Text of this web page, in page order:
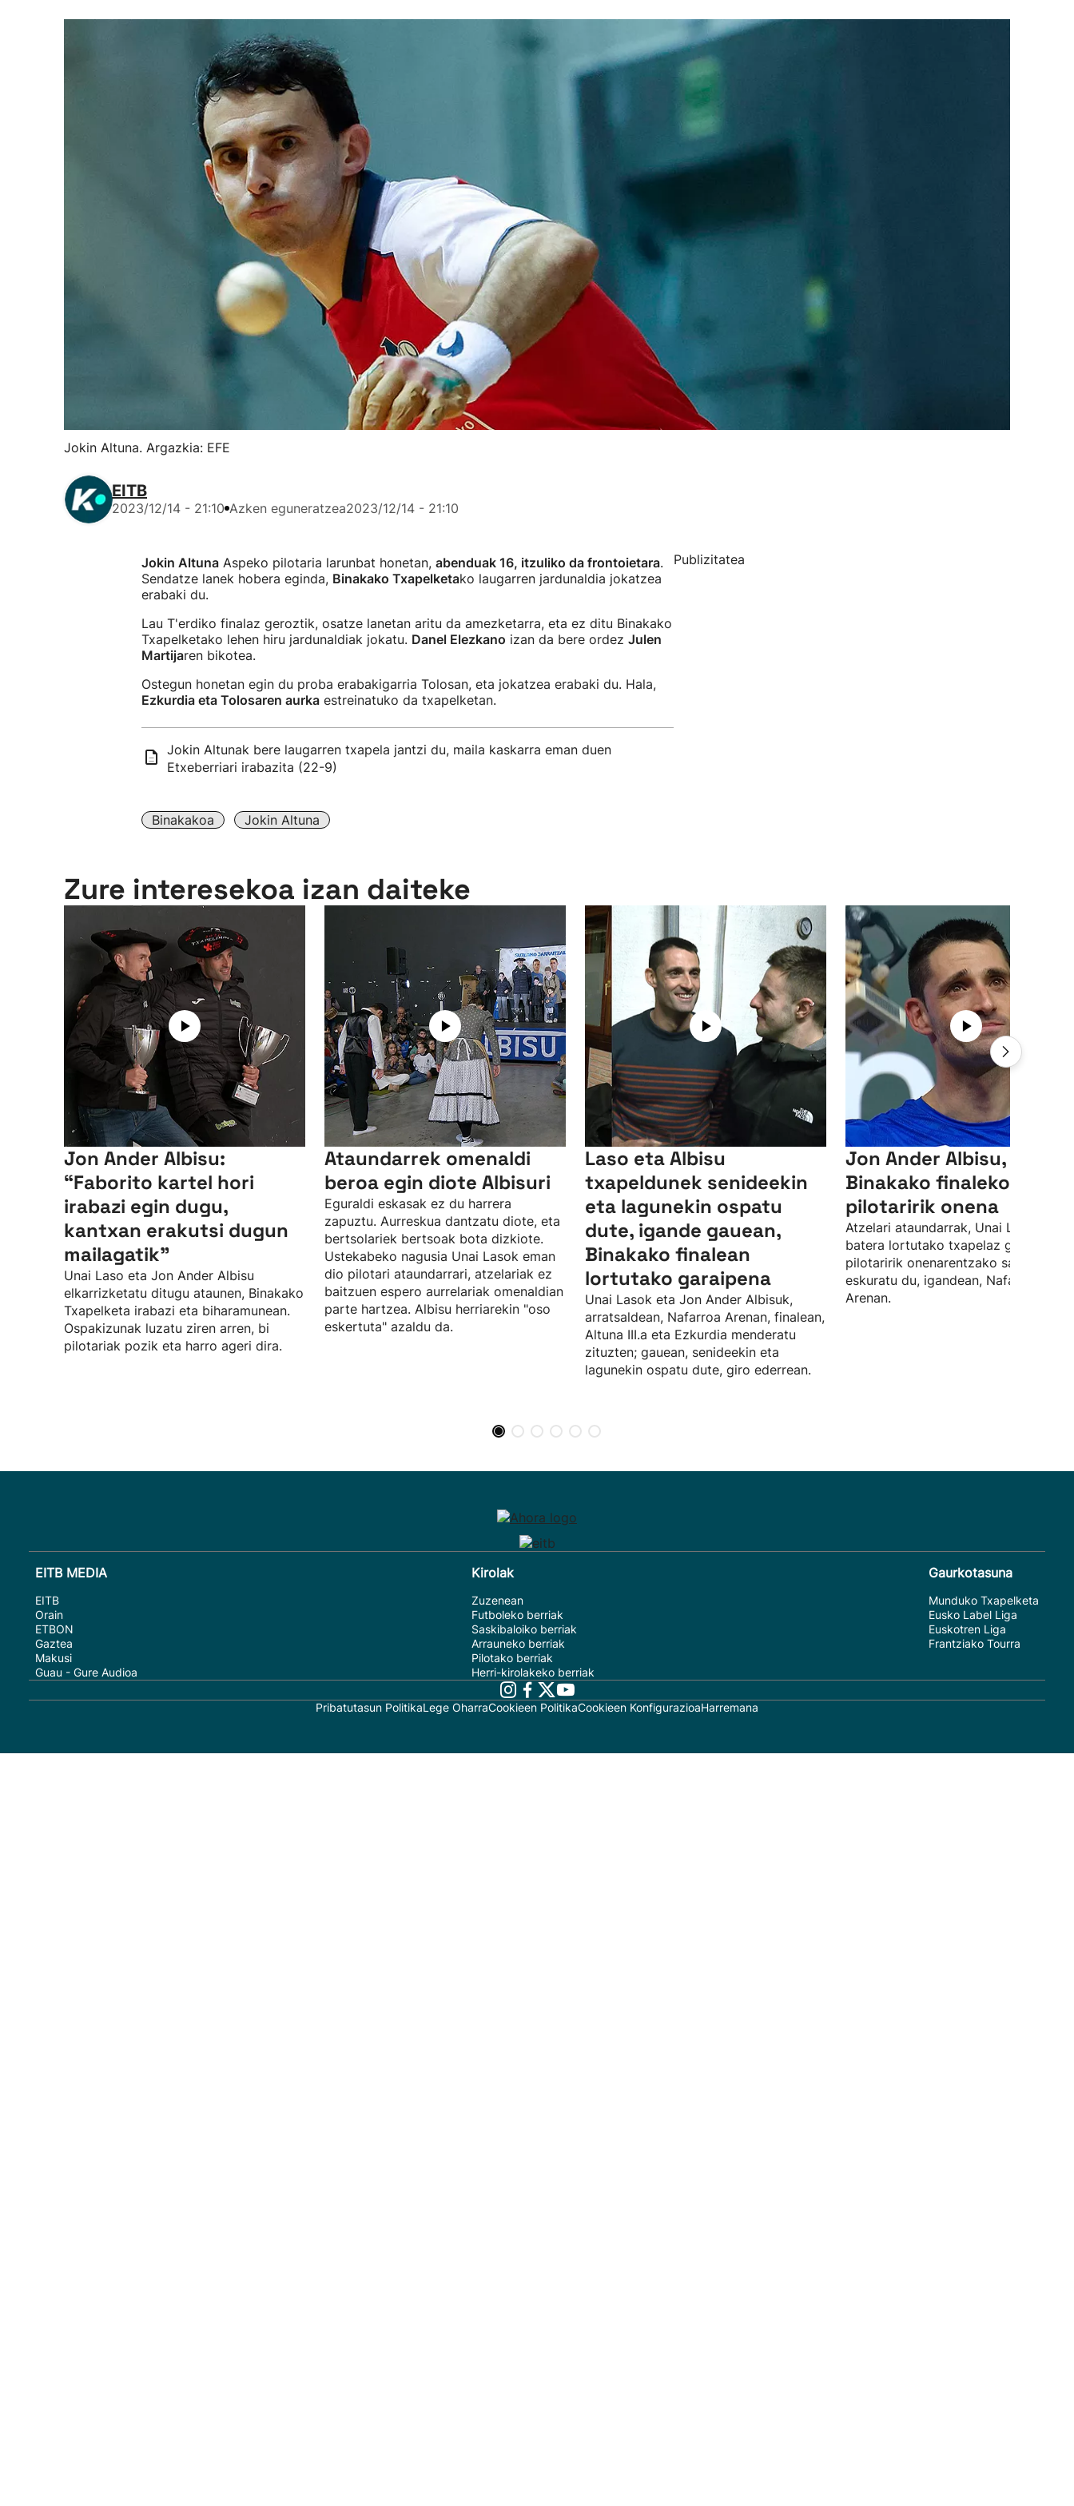
Jokin Altuna. Argazkia: EFE
EITB
2023/12/14 - 21:10 Azken eguneratzea2023/12/14 - 21:10
Jokin Altuna Aspeko pilotaria larunbat honetan, abenduak 16, itzuliko da frontoietara.
Sendatze lanek hobera eginda, Binakako Txapelketako laugarren jardunaldia jokatzea
erabaki du.
Lau T'erdiko finalaz geroztik, osatze lanetan aritu da amezketarra, eta ez ditu Binakako
Txapelketako lehen hiru jardunaldiak jokatu. Danel Elezkano izan da bere ordez Julen
Martijaren bikotea.
Ostegun honetan egin du proba erabakigarria Tolosan, eta jokatzea erabaki du. Hala,
Ezkurdia eta Tolosaren aurka estreinatuko da txapelketan.
Jokin Altunak bere laugarren txapela jantzi du, maila kaskarra eman duen
Etxeberriari irabazita (22-9)
Binakakoa Jokin Altuna
Publizitatea
Zure interesekoa izan daiteke
Jon Ander Albisu:
“Faborito kartel hori
irabazi egin dugu,
kantxan erakutsi dugun
mailagatik”
Unai Laso eta Jon Ander Albisu
elkarrizketatu ditugu ataunen, Binakako
Txapelketa irabazi eta biharamunean.
Ospakizunak luzatu ziren arren, bi
pilotariak pozik eta harro ageri dira.
Ataundarrek omenaldi
beroa egin diote Albisuri
Eguraldi eskasak ez du harrera
zapuztu. Aurreskua dantzatu diote, eta
bertsolariek bertsoak bota dizkiote.
Ustekabeko nagusia Unai Lasok eman
dio pilotari ataundarrari, atzelariak ez
baitzuen espero aurrelariak omenaldian
parte hartzea. Albisu herriarekin "oso
eskertuta" azaldu da.
Laso eta Albisu
txapeldunek senideekin
eta lagunekin ospatu
dute, igande gauean,
Binakako finalean
lortutako garaipena
Unai Lasok eta Jon Ander Albisuk,
arratsaldean, Nafarroa Arenan, finalean,
Altuna III.a eta Ezkurdia menderatu
zituzten; gauean, senideekin eta
lagunekin ospatu dute, giro ederrean.
Jon Ander Albisu,
Binakako finaleko
pilotaririk onena
Atzelari ataundarrak, Unai Lasorekin
batera lortutako txapelaz gain,
pilotaririk onenarentzako saria ere
eskuratu du, igandean, Nafarroa
Arenan.
EITB MEDIA
EITB
Orain
ETBON
Gaztea
Makusi
Guau - Gure Audioa
Kirolak
Zuzenean
Futboleko berriak
Saskibaloiko berriak
Arrauneko berriak
Pilotako berriak
Herri-kirolakeko berriak
Gaurkotasuna
Munduko Txapelketa
Eusko Label Liga
Euskotren Liga
Frantziako Tourra
Pribatutasun PolitikaLege OharraCookieen PolitikaCookieen KonfigurazioaHarremana